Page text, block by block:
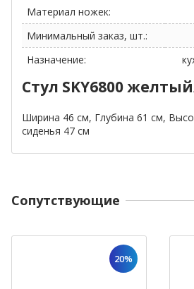
Материал ножек:
Минимальный заказ, шт.:
Назначение:
Стул SKY6800
Ширина 46 см, Глубина 61 см,
сиденья 47 см
Cопутствующие
20%